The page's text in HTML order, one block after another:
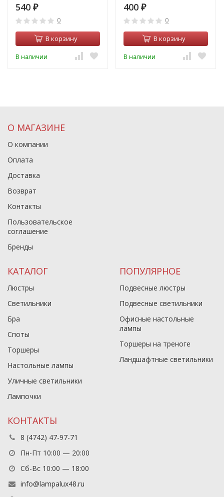
31W
540 ₽
0
В корзину
В наличии
Accessorises TRA005CI-31W
400 ₽
0
В корзину
В наличии
О МАГАЗИНЕ
О компании
Оплата
Доставка
Возврат
Контакты
Пользовательское
соглашение
Бренды
КАТАЛОГ
Люстры
Светильники
Бра
Споты
Торшеры
Настольные лампы
Уличные светильники
Лампочки
ПОПУЛЯРНОЕ
Подвесные люстры
Подвесные светильники
Офисные настольные
лампы
Торшеры на треноге
Ландшафтные светильники
КОНТАКТЫ
8 (4742) 47-97-71
Пн-Пт 10:00 — 20:00
Сб-Вс 10:00 — 18:00
info@lampalux48.ru